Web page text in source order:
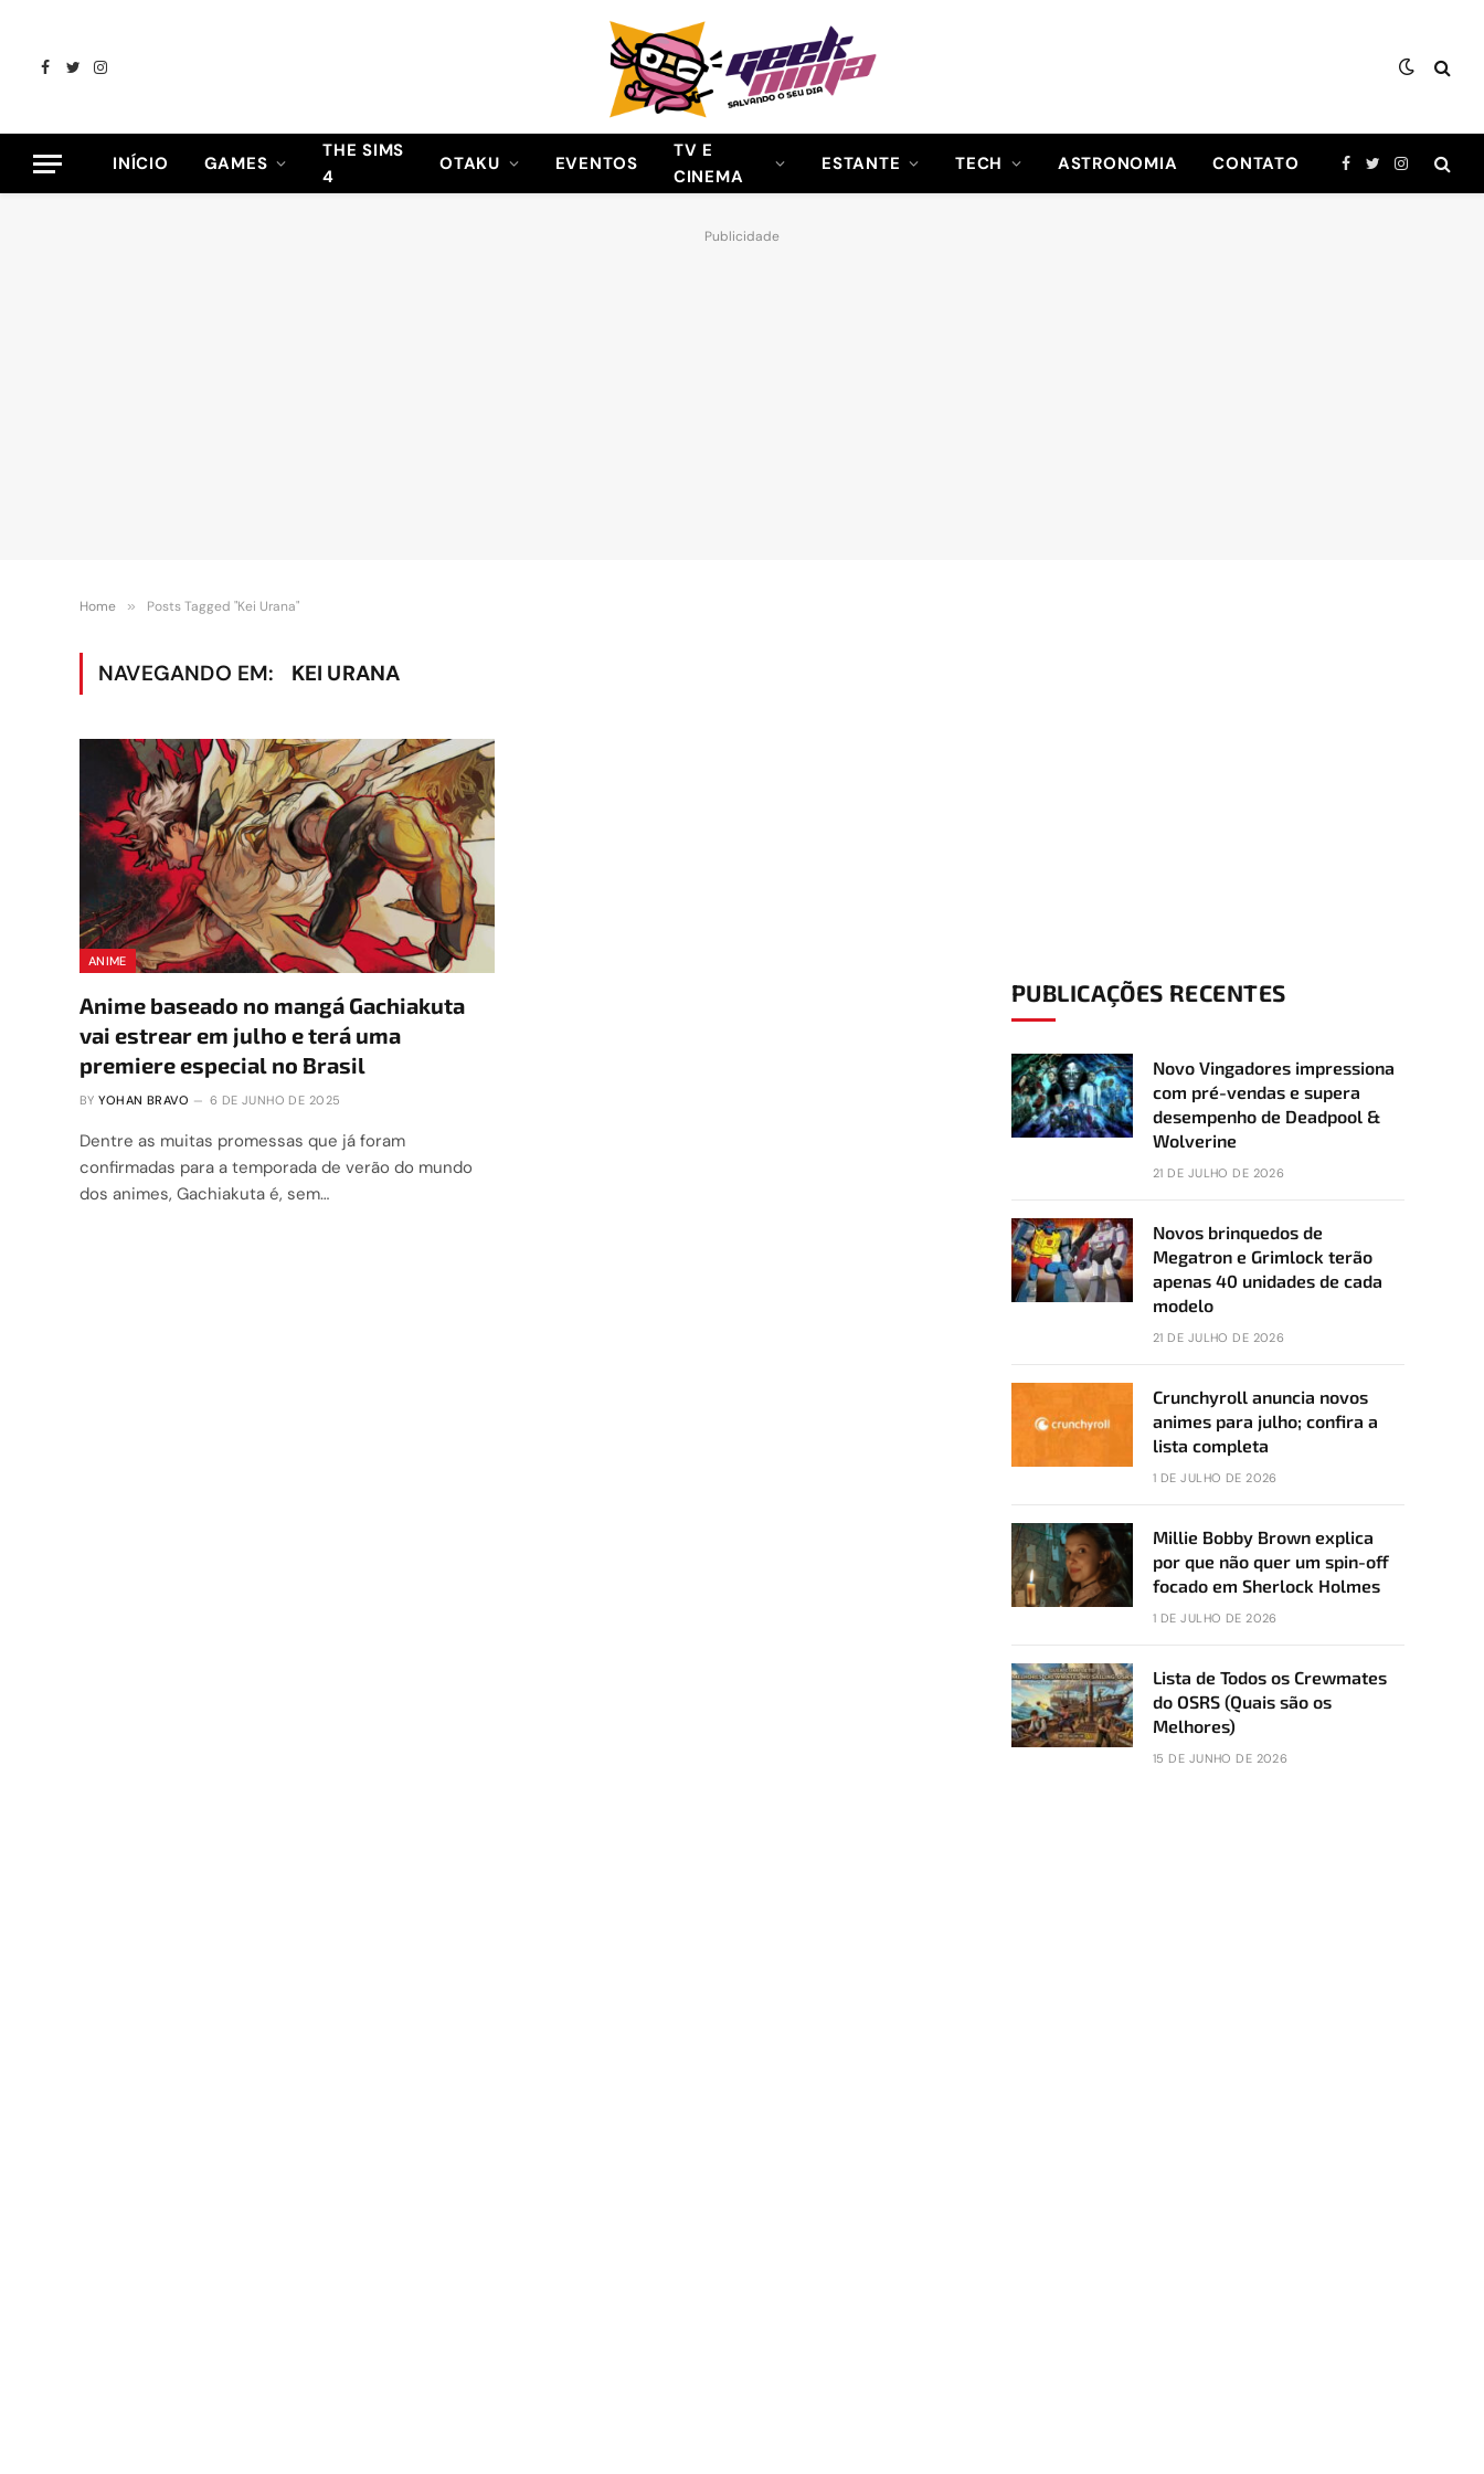
Facebook
TwitterInstagram
INÍCIO GAMES
THE SIMS
4
OTAKU EVENTOS
TV E
CINEMA
ESTANTE TECH ASTRONOMIA CONTATO Facebook
TwitterInstagram
Publicidade
Home » Posts Tagged "Kei Urana"
NAVEGANDO EM: KEI URANA
ANIME
Anime baseado no mangá Gachiakuta
vai estrear em julho e terá uma
premiere especial no Brasil
BY YOHAN BRAVO 6 DE JUNHO DE 2025
Dentre as muitas promessas que já foram
confirmadas para a temporada de verão do mundo
dos animes, Gachiakuta é, sem…
PUBLICAÇÕES RECENTES
Novo Vingadores impressiona
com pré-vendas e supera
desempenho de Deadpool &
Wolverine
21 DE JULHO DE 2026
Novos brinquedos de
Megatron e Grimlock terão
apenas 40 unidades de cada
modelo
21 DE JULHO DE 2026
Crunchyroll anuncia novos
animes para julho; confira a
lista completa
1 DE JULHO DE 2026
Millie Bobby Brown explica
por que não quer um spin-off
focado em Sherlock Holmes
1 DE JULHO DE 2026
Lista de Todos os Crewmates
do OSRS (Quais são os
Melhores)
15 DE JUNHO DE 2026